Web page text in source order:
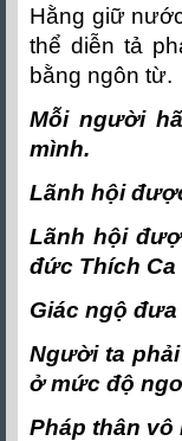
Hằng giữ
thể diễn tả
bằng ngôn từ.
Mỗi người
mình.
Lãnh hội
Lãnh hội
đức Thích Ca
Giác ngộ
Người ta
ở mức độ
Pháp thân vô